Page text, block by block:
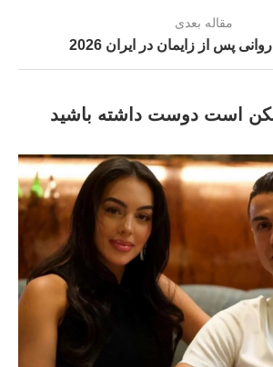
مقاله بعدی
پس از زایمان در ایران 2026
است دوست داشته باشید